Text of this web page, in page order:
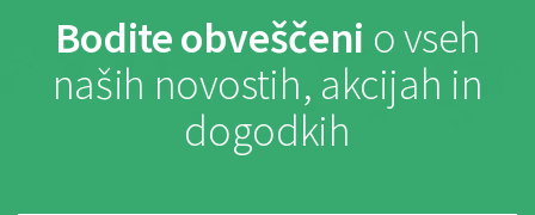
Bodite obveščeni o vseh
naših novostih, akcijah in
dogodkih